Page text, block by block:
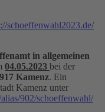
schoeffenwahl2023.de/
in allgemeinen
04.05.2023 bei der
Kamenz. Ein
Kamenz unter
902/schoeffenwahl/